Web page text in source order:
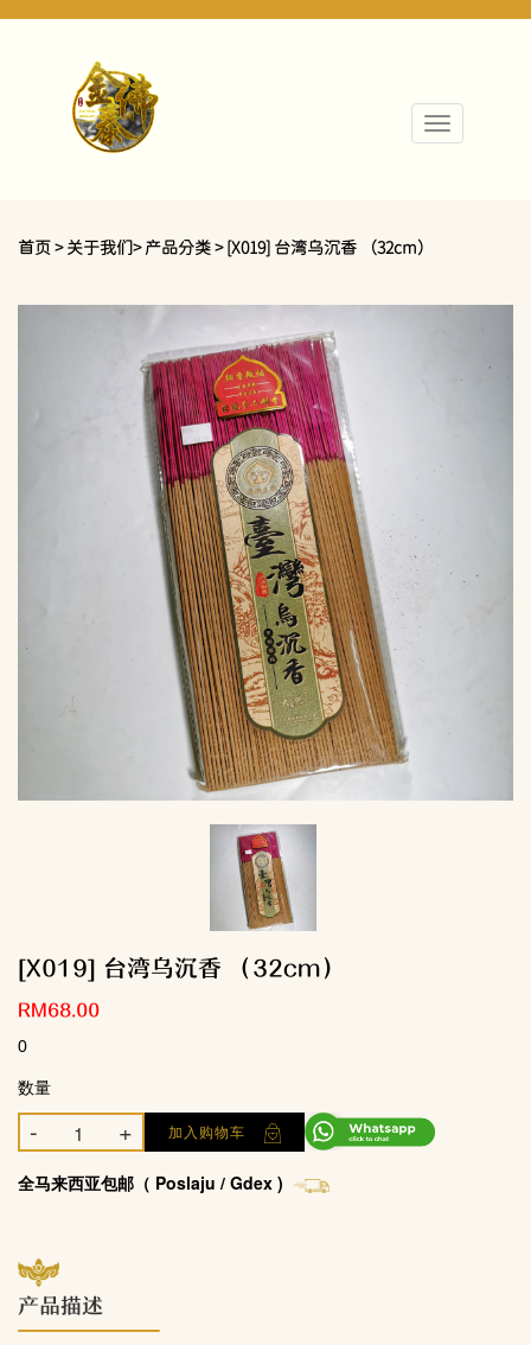
首页 > 关于我们> 产品分类 > [X019] 台湾乌沉香 （32cm）
[X019] 台湾乌沉香 （32cm）
RM68.00
0
数量
- + 加入购物车
全马来西亚包邮（ Poslaju / Gdex )
产品描述